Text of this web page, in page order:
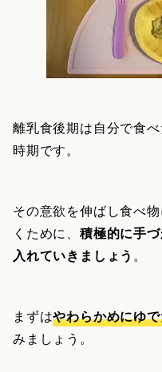
離乳食後期は自分で食
時期です。
その意欲を伸ばし食べ
くために、 積極的に手
入れていきましょう 。
まずはやわらかめにゆ
みましょう。